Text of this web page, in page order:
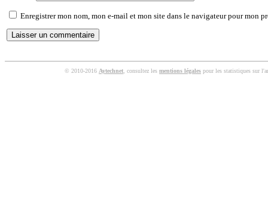
Enregistrer mon nom, mon e-mail et mon site dans le navigateur pour mon
© 2010-2016 Aytechnet , consultez les mentions légales pour les statistiques sur